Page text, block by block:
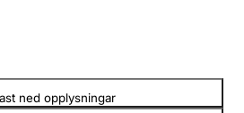
ned opplysningar